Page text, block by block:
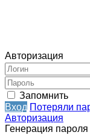
Авторизация
Запомнить
Вход Потеряли
Авторизация
Генерация пароля